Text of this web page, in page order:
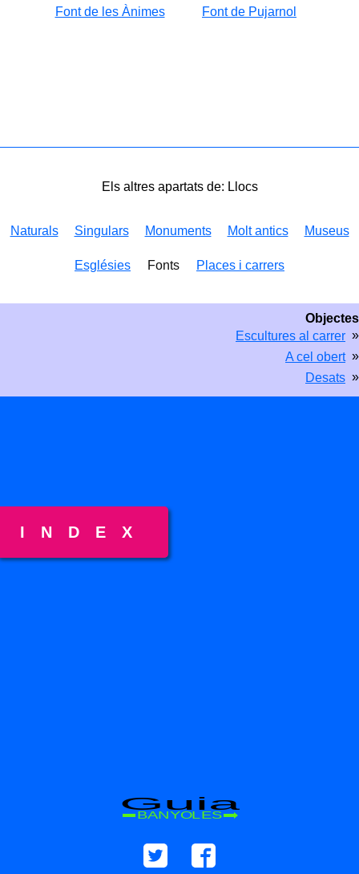
Font de les Ànimes Font de Pujarnol
Els altres apartats de: Llocs
Naturals Singulars Monuments Molt antics Museus
Esglésies Fonts Places i carrers
Objectes
Escultures al carrer »
A cel obert »
Desats »
Guia
BANYOLES
INDEX